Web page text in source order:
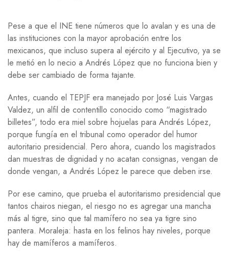
Pese a que el INE tiene números que lo avalan y es una de
las instituciones con la mayor aprobación entre los
mexicanos, que incluso supera al ejército y al Ejecutivo, ya se
le metió en lo necio a Andrés López que no funciona bien y
debe ser cambiado de forma tajante.
Antes, cuando el TEPJF era manejado por José Luis Vargas
Valdez, un alfil de contentillo conocido como “magistrado
billetes”, todo era miel sobre hojuelas para Andrés López,
porque fungía en el tribunal como operador del humor
autoritario presidencial. Pero ahora, cuando los magistrados
dan muestras de dignidad y no acatan consignas, vengan de
donde vengan, a Andrés López le parece que deben irse.
Por ese camino, que prueba el autoritarismo presidencial que
tantos chairos niegan, el riesgo no es agregar una mancha
más al tigre, sino que tal mamífero no sea ya tigre sino
pantera. Moraleja: hasta en los felinos hay niveles, porque
hay de mamíferos a mamíferos.